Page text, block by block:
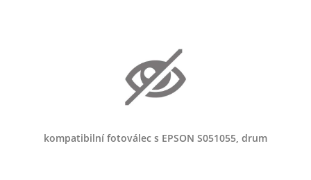
kompatibilní fotoválec s EPSON S051055, drum